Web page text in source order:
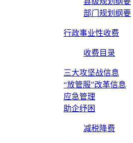
部门规划纲要
行政事业性收费
收费目录
三大攻坚战信息
“放管服”改革信息
应急管理
助企纾困
减税降费